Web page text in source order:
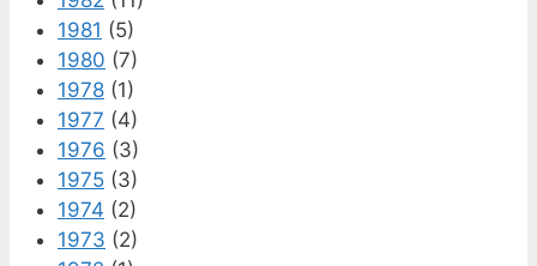
1981 (5)
1980 (7)
1978 (1)
1977 (4)
1976 (3)
1975 (3)
1974 (2)
1973 (2)